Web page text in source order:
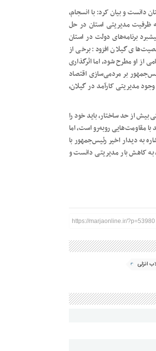
دانست و بیان کرد: با انسجام،
ظرفیت مدیریتی استان در حل
برنامه‌های دولت در استان
گیلان افزود: برخی از
از او مطرح شود، اما اثرگذاری‌
بر مردمی‌سازی اقتصاد
مدیریتی کارآمد در گیلان،
از حد ساختار، باید خود را
مقاومت‌هایی روبه‌رو است، اما
به دیدار اخیر رئیس‌جمهور با
کاهش بار مدیریتی دانست و
https://marjaonline.ir/?p=53980
انزلی